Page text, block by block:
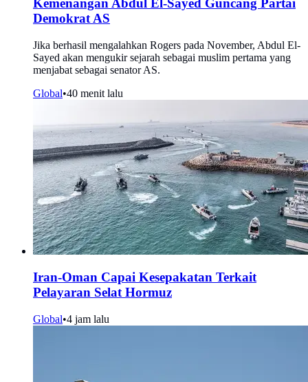
Kemenangan Abdul El-Sayed Guncang Partai
Demokrat AS
Jika berhasil mengalahkan Rogers pada November, Abdul El-
Sayed akan mengukir sejarah sebagai muslim pertama yang
menjabat sebagai senator AS.
Global•40 menit lalu
Iran-Oman Capai Kesepakatan Terkait
Pelayaran Selat Hormuz
Global•4 jam lalu